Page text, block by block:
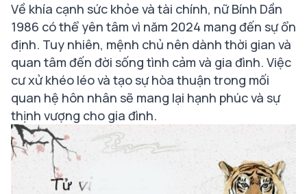
Về khía cạnh sức khỏe và tài chính, nữ Bính Dần
1986 có thể yên tâm vì năm 2024 mang đến sự ổn
định. Tuy nhiên, mệnh chủ nên dành thời gian và
quan tâm đến đời sống tình cảm và gia đình. Việc
cư xử khéo léo và tạo sự hòa thuận trong mối
quan hệ hôn nhân sẽ mang lại hạnh phúc và sự
thịnh vượng cho gia đình.